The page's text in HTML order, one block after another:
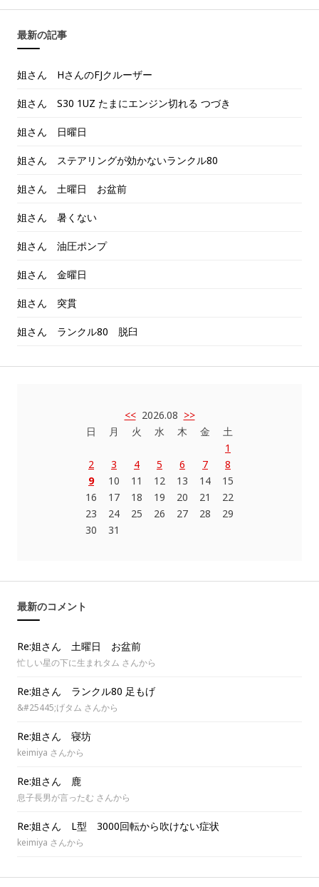
最新の記事
姐さん HさんのFJクルーザー
姐さん S30 1UZ たまにエンジン切れる つづき
姐さん 日曜日
姐さん ステアリングが効かないランクル80
姐さん 土曜日 お盆前
姐さん 暑くない
姐さん 油圧ポンプ
姐さん 金曜日
姐さん 突貫
姐さん ランクル80 脱臼
<<2026.08 >>
日
2
9
16
23
30
月
3
10
17
24
31
火
4
11
18
25
水
5
12
19
26
木
6
13
20
27
金
7
14
21
28
土
1
8
15
22
29
最新のコメント
Re:姐さん 土曜日 お盆前
忙しい星の下に生まれタム さんから
Re:姐さん ランクル80 足もげ
&#25445;げタム さんから
Re:姐さん 寝坊
keimiya さんから
Re:姐さん 鹿
息子長男が言ったむ さんから
Re:姐さん L型 3000回転から吹けない症状
keimiya さんから